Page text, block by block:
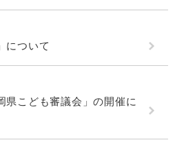
について
県こども審議会」の開催に